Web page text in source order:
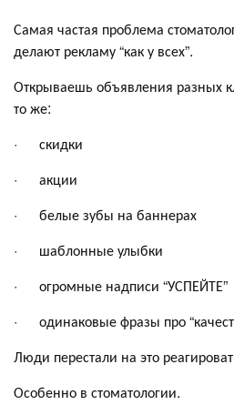
Самая частая проблема
делают рекламу “как у всех”.
Открываешь объявления разных
то же:
· скидки
· акции
· белые зубы на баннерах
· шаблонные улыбки
· огромные надписи “УСПЕЙТЕ”
· одинаковые фразы про
Люди перестали на это
Особенно в стоматологии.